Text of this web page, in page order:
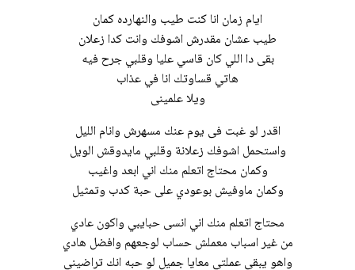
ايام زمان انا كنت طيب والنهارده كمان
طيب عشان مقدرش اشوفك وانت كدا زعلان
بقى دا اللي كان قاسي عليا وقلبي جرح فيه
هاتي قساوتك انا في عذاب
ويلا علمينى
اقدر لو غبت فى يوم عنك مسهرش وانام الليل
واستحمل اشوفك زعلانة وقلبي مايدوقش الويل
وكمان محتاج اتعلم منك اني ابعد واغيب
وكمان ماوفيش بوعودي على حبة كدب وتمثيل
محتاج اتعلم منك اني انسى حبايبي واكون عادي
من غير اسباب معملش حساب لوجعهم وافضل هادي
واهو يبقى عملتي معايا جميل لو حبه انك تراضيني